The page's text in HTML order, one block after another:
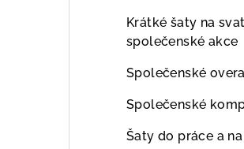
Krátké šaty na
společenské akce
Společenské
Společenské
Šaty do práce a